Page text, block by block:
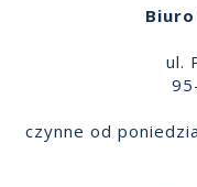
ul.
czynne od